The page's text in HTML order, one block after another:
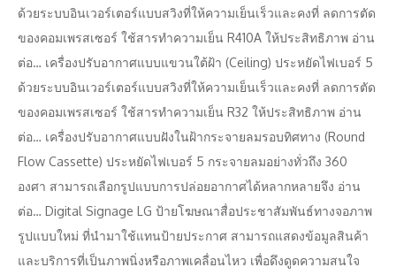
ด้วยระบบอินเวอร์เตอร์แบบสวิงที่ให้ความเย็นเร็วและคงที่ ลดการตัด
ของคอมเพรสเซอร์ ใช้สารทำความเย็น R410A ให้ประสิทธิภาพ อ่าน
ต่อ… เครื่องปรับอากาศแบบแขวนใต้ฝ้า (Ceiling) ประหยัดไฟเบอร์ 5
ด้วยระบบอินเวอร์เตอร์แบบสวิงที่ให้ความเย็นเร็วและคงที่ ลดการตัด
ของคอมเพรสเซอร์ ใช้สารทำความเย็น R32 ให้ประสิทธิภาพ อ่าน
ต่อ… เครื่องปรับอากาศแบบฝังในฝ้ากระจายลมรอบทิศทาง (Round
Flow Cassette) ประหยัดไฟเบอร์ 5 กระจายลมอย่างทั่วถึง 360
องศา สามารถเลือกรูปแบบการปล่อยอากาศได้หลากหลายจึง อ่าน
ต่อ… Digital Signage LG ป้ายโฆษณาสื่อประชาสัมพันธ์ทางจอภาพ
รูปแบบใหม่ ที่นำมาใช้แทนป้ายประกาศ สามารถแสดงข้อมูลสินค้า
และบริการที่เป็นภาพนิ่งหรือภาพเคลื่อนไหว เพื่อดึงดูดความสนใจ